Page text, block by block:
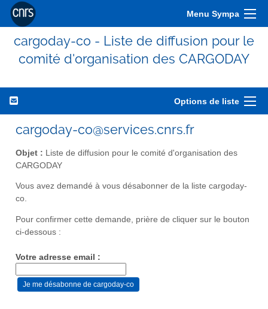
Menu Sympa
cargoday-co - Liste de diffusion pour le
comité d'organisation des CARGODAY
Options de liste
cargoday-co@services.cnrs.fr
Objet : Liste de diffusion pour le comité d'organisation des
CARGODAY
Vous avez demandé à vous désabonner de la liste cargoday-
co.
Pour confirmer cette demande, prière de cliquer sur le bouton
ci-dessous :
Votre adresse email :